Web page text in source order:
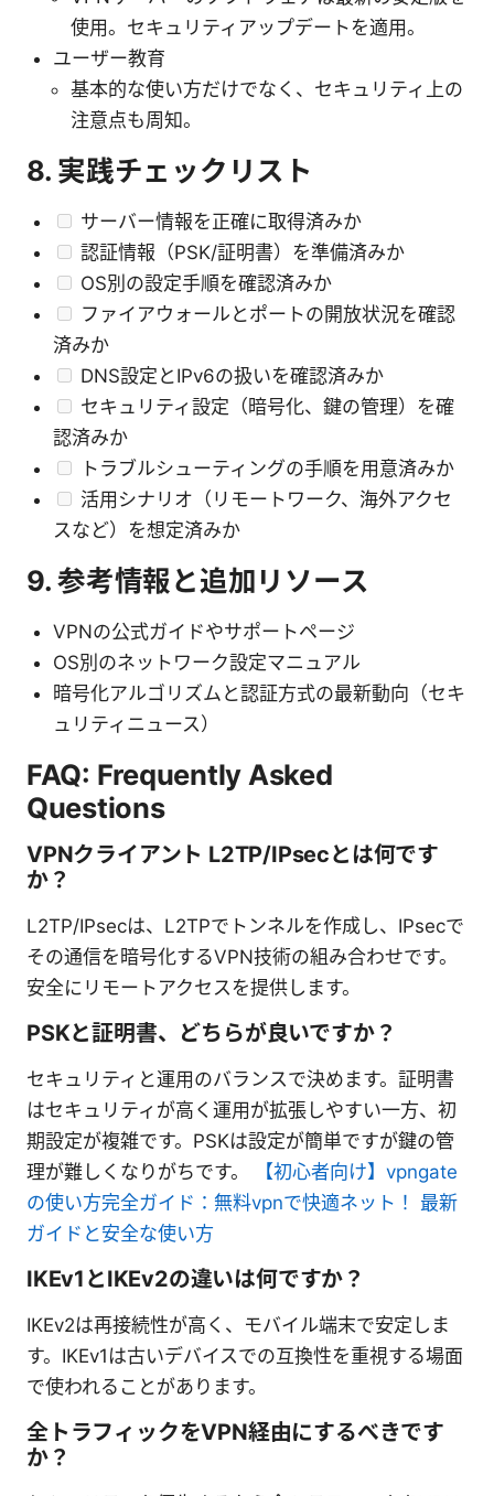
使用。セキュリティアップデートを適用。
ユーザー教育
基本的な使い方だけでなく、セキュリティ上の
注意点も周知。
8. 実践チェックリスト
サーバー情報を正確に取得済みか
認証情報（PSK/証明書）を準備済みか
OS別の設定手順を確認済みか
ファイアウォールとポートの開放状況を確認
済みか
DNS設定とIPv6の扱いを確認済みか
セキュリティ設定（暗号化、鍵の管理）を確
認済みか
トラブルシューティングの手順を用意済みか
活用シナリオ（リモートワーク、海外アクセ
スなど）を想定済みか
9. 参考情報と追加リソース
VPNの公式ガイドやサポートページ
OS別のネットワーク設定マニュアル
暗号化アルゴリズムと認証方式の最新動向（セキ
ュリティニュース）
FAQ: Frequently Asked
Questions
VPNクライアント L2TP/IPsecとは何です
か？
L2TP/IPsecは、L2TPでトンネルを作成し、IPsecで
その通信を暗号化するVPN技術の組み合わせです。
安全にリモートアクセスを提供します。
PSKと証明書、どちらが良いですか？
セキュリティと運用のバランスで決めます。証明書
はセキュリティが高く運用が拡張しやすい一方、初
期設定が複雑です。PSKは設定が簡単ですが鍵の管
理が難しくなりがちです。
【初心者向け】vpngate
の使い方完全ガイド：無料vpnで快適ネット！ 最新
ガイドと安全な使い方
IKEv1とIKEv2の違いは何ですか？
IKEv2は再接続性が高く、モバイル端末で安定しま
す。IKEv1は古いデバイスでの互換性を重視する場面
で使われることがあります。
全トラフィックをVPN経由にするべきです
か？